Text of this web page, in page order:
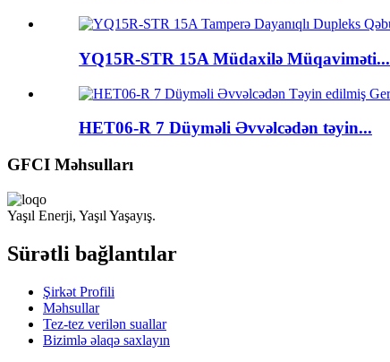
YQ15R-STR 15A Müdaxilə Müqaviməti...
HET06-R 7 Düyməli Əvvəlcədən təyin...
GFCI Məhsulları
Yaşıl Enerji, Yaşıl Yaşayış.
Sürətli bağlantılar
Şirkət Profili
Məhsullar
Tez-tez verilən suallar
Bizimlə əlaqə saxlayın